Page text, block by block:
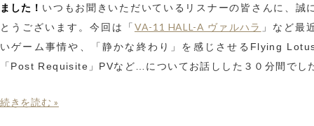
ました！ いつもお聞きいただいているリスナーの皆さんに、誠
とうございます。今回は「 VA-11 HALL-A ヴァルハラ 」など最
いゲーム事情や、「静かな終わり」を感じさせるFlying
「Post Requisite」PVなど…についてお話しした３０分間でし
続きを読む »